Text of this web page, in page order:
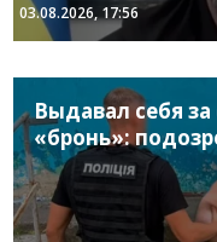
03.08.2026, 17:56
Выдавал себя
«бронь»: